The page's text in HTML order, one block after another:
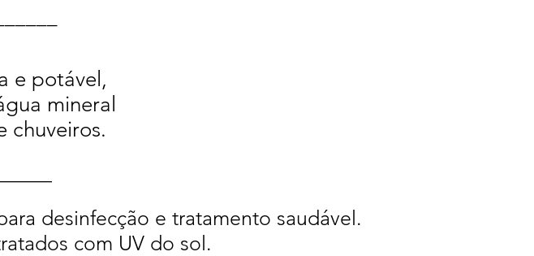
e potável,
mineral
chuveiros.
desinfecção e tratamento saudável.
com UV do sol.